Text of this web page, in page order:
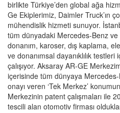
birlikte Türkiye’den global ağa
Ge Ekiplerimiz, Daimler Truck’ın
mühendislik hizmeti sunuyor.
tüm dünyadaki Mercedes-Benz
donanım, karoser, dış kaplama,
ve donanımsal dayanıklılık
çalışıyor. Aksaray AR-GE
içerisinde tüm dünyaya
onayı veren ‘Tek Merkez’
Merkezinin patent çalışmaları ile
tescili alan otomotiv firması